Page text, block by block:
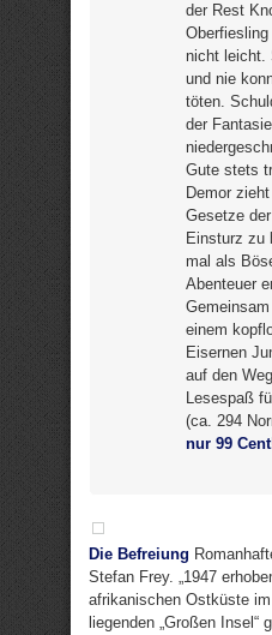
der Rest
nicht leicht.
und nie
töten.
der
Gute stets
Demor
Gesetze
Einsturz zu
mal als
Abenteuer
einem
Eisernen
auf den
Lesespaß
(ca. 294
nur 99
Die Befreiung
Stefan Frey. „1947
afrikanischen Ostküste
liegenden „Großen Insel“